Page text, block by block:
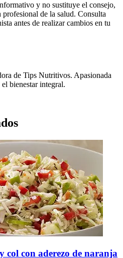
y no sustituye el consejo,
de la salud. Consulta
antes de realizar cambios en tu
de Tips Nutritivos. Apasionada
bienestar integral.
col con aderezo de naranja